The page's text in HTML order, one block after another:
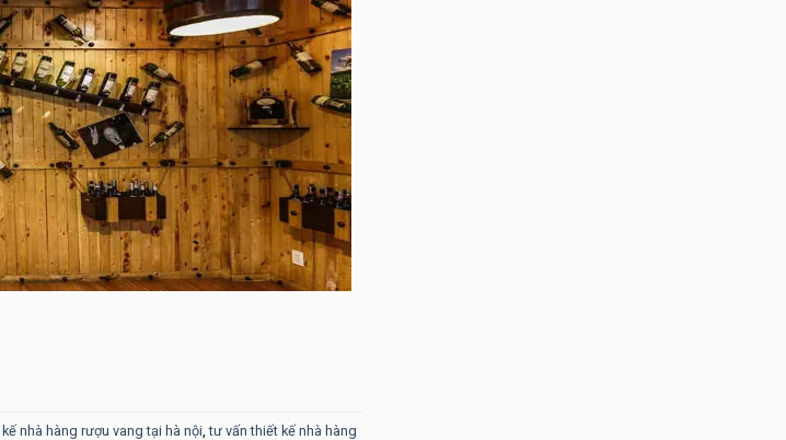
nhà hàng rượu vang tại hà nội ,tư vấn thiết kế nhà hàng